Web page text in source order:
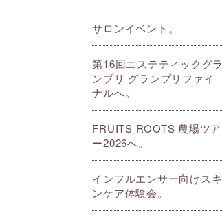
サロンイベント。
第16回エステティックグラ
ンプリ グランプリファイ
ナルへ。
FRUITS ROOTS 農場ツア
ー2026へ。
インフルエンサー向けスキ
ンケア体験会。